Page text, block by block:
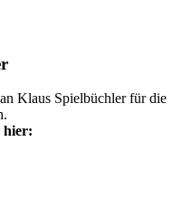
Klaus Spielbüchler für die
hier: